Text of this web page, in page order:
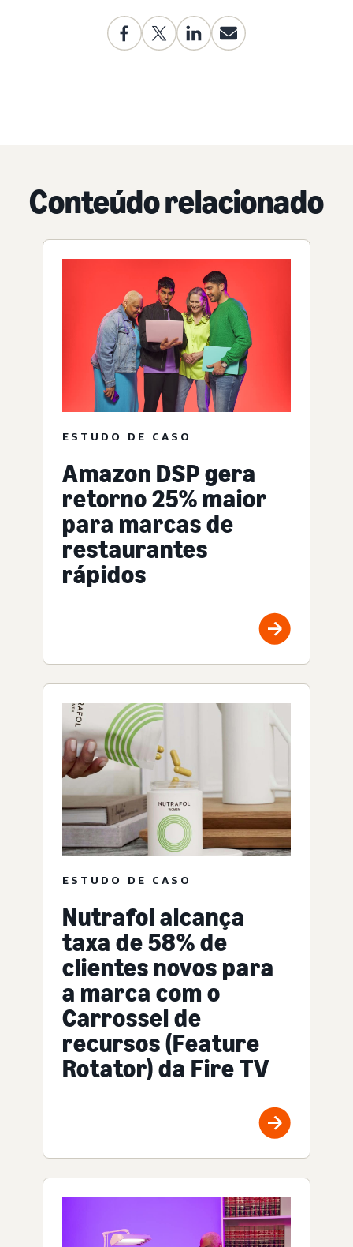
Conteúdo relacionado
ESTUDO DE CASO
Amazon DSP gera
retorno 25% maior
para marcas de
restaurantes
rápidos
ESTUDO DE CASO
Nutrafol alcança
taxa de 58% de
clientes novos para
a marca com o
Carrossel de
recursos (Feature
Rotator) da Fire TV